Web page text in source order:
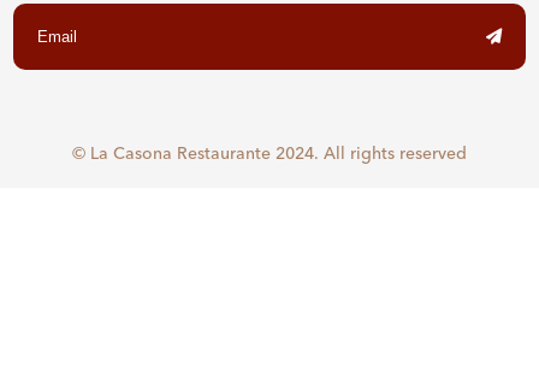
© La Casona Restaurante 2024. All rights reserved